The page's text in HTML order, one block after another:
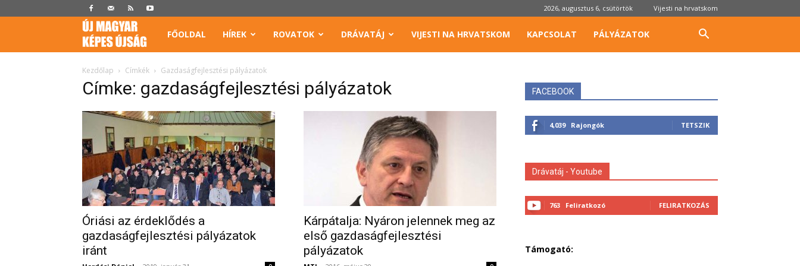
2026, augusztus 6, csütörtök Vijesti na hrvatskom
Képes
Újság
FŐOLDAL HÍREK ROVATOK DRÁVATÁJ VIJESTI NA HRVATSKOM KAPCSOLAT PÁLYÁZATOK
Kezdőlap Címkék Gazdaságfejlesztési pályázatok
Címke: gazdaságfejlesztési pályázatok
Óriási az érdeklődés a
gazdaságfejlesztési pályázatok
iránt
Kárpátalja: Nyáron jelennek meg az
első gazdaságfejlesztési
pályázatok
FACEBOOK
4,039 Rajongók TETSZIK
Drávatáj - Youtube
763 Feliratkozó FELIRATKOZÁS
Támogató: